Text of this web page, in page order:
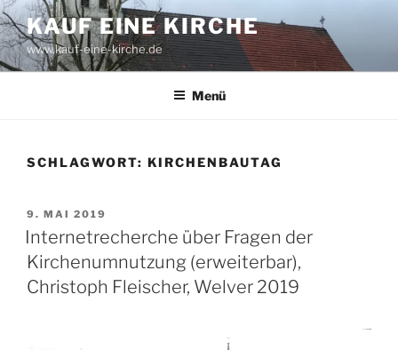
Zum
Inhalt
springen
KAUF EINE KIRCHE
www.kauf-eine-kirche.de
Menü
SCHLAGWORT: KIRCHENBAUTAG
VERÖFFENTLICHT
AM
9. MAI 2019
Internetrecherche über Fragen der
Kirchenumnutzung (erweiterbar),
Christoph Fleischer, Welver 2019